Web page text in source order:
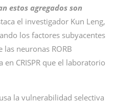
estos agregados son
el investigador Kun Leng,
los factores subyacentes
neuronas RORB
CRISPR que el laboratorio
la vulnerabilidad selectiva